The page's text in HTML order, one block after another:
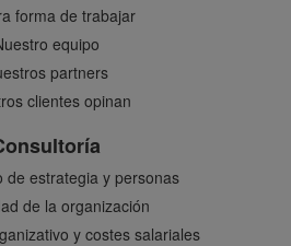
forma de trabajar
equipo
partners
clientes opinan
de estrategia y personas
de la organización
y costes salariales